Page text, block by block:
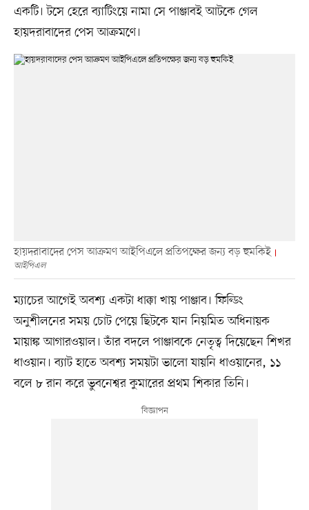
একটি। টসে হেরে ব্যাটিংয়ে নামা সে পাঞ্জাবই আটকে গেল
হায়দরাবাদের পেস আক্রমণে।
হায়দরাবাদের পেস আক্রমণ আইপিএলে প্রতিপক্ষের জন্য বড় হুমকিই
আইপিএল
ম্যাচের আগেই অবশ্য একটা ধাক্কা খায় পাঞ্জাব। ফিল্ডিং
অনুশীলনের সময় চোট পেয়ে ছিটকে যান নিয়মিত অধিনায়ক
মায়াঙ্ক আগারওয়াল। তাঁর বদলে পাঞ্জাবকে নেতৃত্ব দিয়েছেন শিখর
ধাওয়ান। ব্যাট হাতে অবশ্য সময়টা ভালো যায়নি ধাওয়ানের, ১১
বলে ৮ রান করে ভুবনেশ্বর কুমারের প্রথম শিকার তিনি।